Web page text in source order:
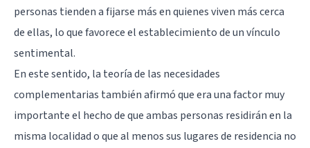
personas tienden a fijarse más en quienes viven más cerca
de ellas, lo que favorece el establecimiento de un vínculo
sentimental.
En este sentido, la teoría de las necesidades
complementarias también afirmó que era una factor muy
importante el hecho de que ambas personas residirán en la
misma localidad o que al menos sus lugares de residencia no